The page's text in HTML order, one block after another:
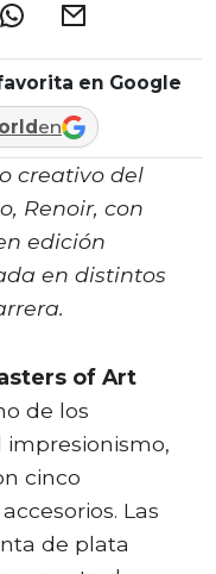
en Google
en
creativo del
Renoir, con
edición
en distintos
of Art
de los
impresionismo,
cinco
Las
de plata